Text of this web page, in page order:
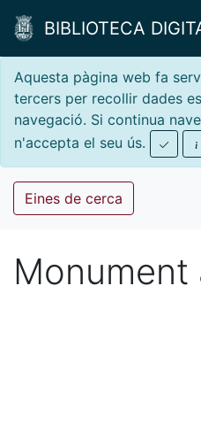
BIBLIOTECA
Aquesta pàgina web fa
tercers per recollir dades
navegació. Si continua
n'accepta el seu ús.
Eines de cerca
Monument